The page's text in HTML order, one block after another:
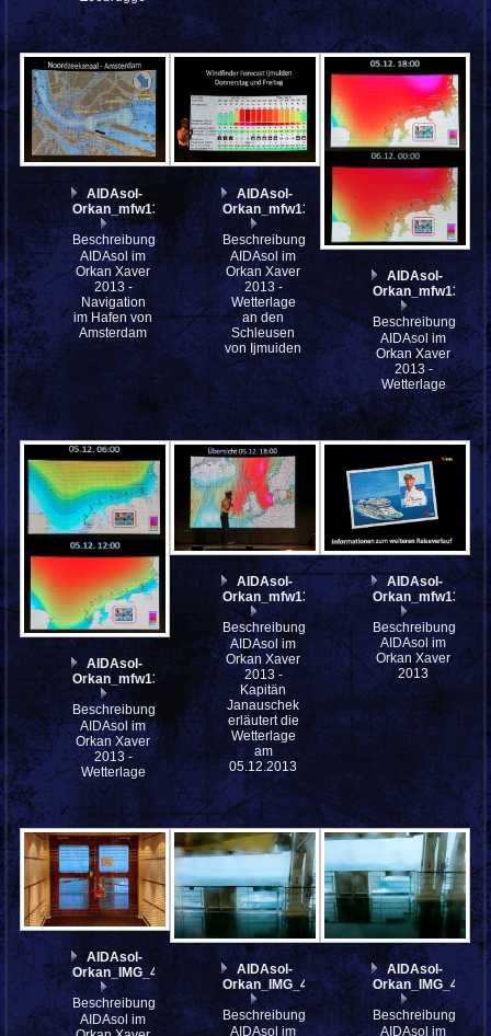
AIDAsol-
Orkan_mfw13__039586
Beschreibung:
AIDAsol im
Orkan Xaver
2013 -
Navigation
im Hafen von
Amsterdam
AIDAsol-
Orkan_mfw13__039583
Beschreibung:
AIDAsol im
Orkan Xaver
2013 -
Wetterlage
an den
Schleusen
von Ijmuiden
AIDAsol-
Beschreibung:
AIDAsol im
Orkan Xaver
2013 -
Wetterlage
AIDAsol-
Orkan_mfw13__039557col
Beschreibung:
AIDAsol im
Orkan Xaver
2013 -
Wetterlage
AIDAsol-
Orkan_mfw13__039556
Beschreibung:
AIDAsol im
Orkan Xaver
2013 -
Kapitän
Janauschek
erläutert die
Wetterlage
am
05.12.2013
AIDAsol-
Beschreibung:
AIDAsol im
Orkan Xaver
2013
AIDAsol-
Orkan_IMG_4112
Beschreibung:
AIDAsol im
AIDAsol-
Orkan_IMG_4111
Beschreibung:
AIDAsol im
AIDAsol-
Orkan_IMG_4107
Beschreibung:
AIDAsol im